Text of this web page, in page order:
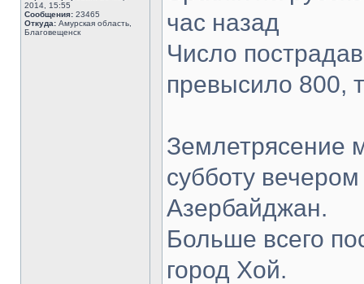
2014, 15:55
Сообщения: 23465
Откуда: Амурская область,
Благовещенск
час назад
Число
превысило 800,
Землетрясение
субботу
Азербайджан.
Больше всего
город Хой.